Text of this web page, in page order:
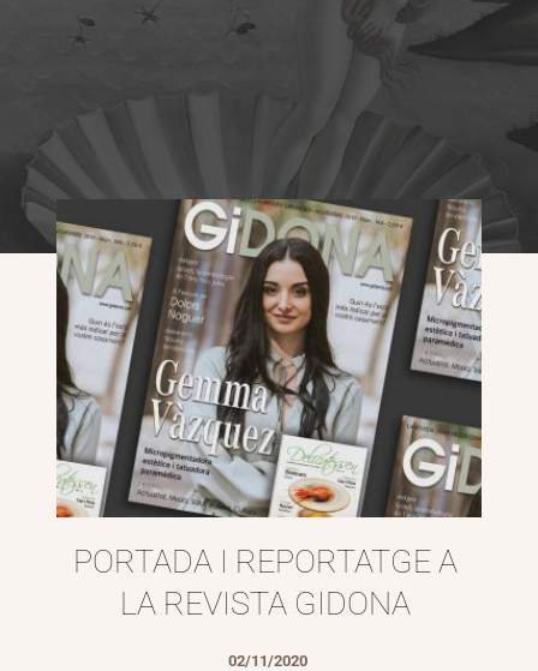
PORTADA I REPORTATGE A
LA REVISTA GIDONA
02/11/2020